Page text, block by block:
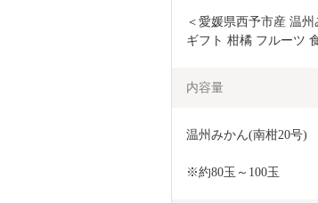
＜愛媛県西予市産 温
ギフト 柑橘 フルーツ
内容量
温州みかん(南柑20号)
※約80玉～100玉